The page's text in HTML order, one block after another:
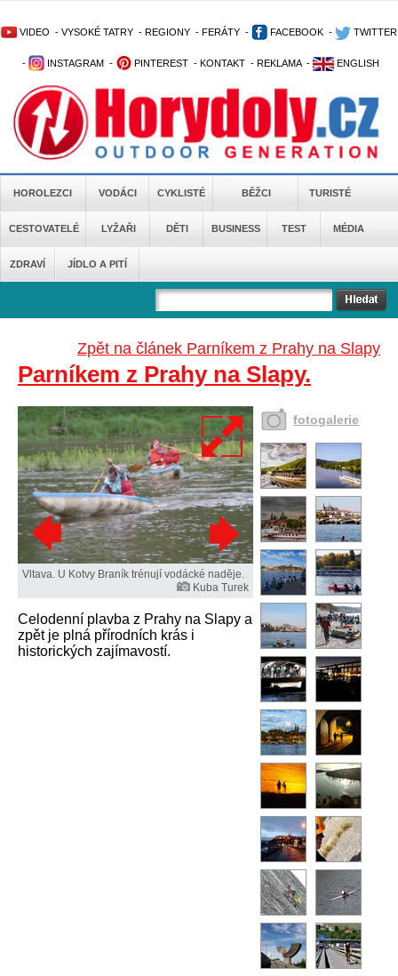
VIDEO - VYSOKÉ TATRY - REGIONY - FERÁTY - FACEBOOK - TWITTER
- INSTAGRAM - PINTEREST - KONTAKT - REKLAMA - ENGLISH
HOROLEZCI VODÁCI CYKLISTÉ BĚŽCI TURISTÉ
CESTOVATELÉ LYŽAŘI DĚTI BUSINESS TEST MÉDIA
ZDRAVÍ JÍDLO A PITÍ
Zpět na článek Parníkem z Prahy na Slapy
Parníkem z Prahy na Slapy.
Vltava. U Kotvy Braník trénují vodácké naděje.
Kuba Turek
Celodenní plavba z Prahy na Slapy a
zpět je plná přírodních krás i
historických zajímavostí.
fotogalerie